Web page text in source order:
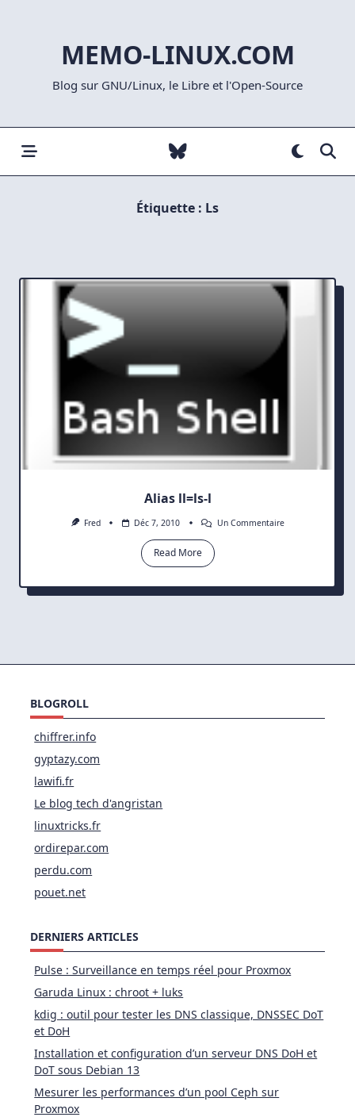
MEMO-LINUX.COM
Blog sur GNU/Linux, le Libre et l'Open-Source
Étiquette : Ls
Alias ll=ls-l
Fred Déc 7, 2010 Un CommentaireSur
Read More
BLOGROLL
chiffrer.info
gyptazy.com
lawifi.fr
Le blog tech d'angristan
linuxtricks.fr
ordirepar.com
perdu.com
pouet.net
DERNIERS ARTICLES
Pulse : Surveillance en temps réel pour Proxmox
Garuda Linux : chroot + luks
kdig : outil pour tester les DNS classique, DNSSEC DoT
et DoH
Installation et configuration d’un serveur DNS DoH et
DoT sous Debian 13
Mesurer les performances d’un pool Ceph sur
Proxmox